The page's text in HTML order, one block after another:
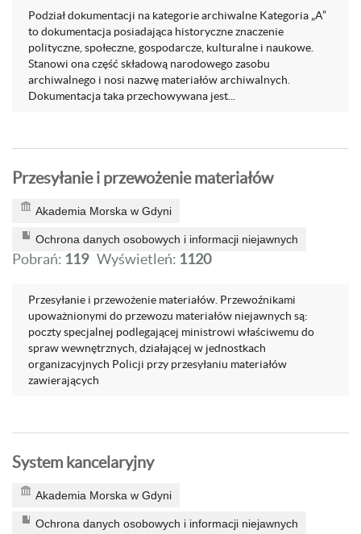
Podział dokumentacji na kategorie archiwalne Kategoria „A”
to dokumentacja posiadająca historyczne znaczenie
polityczne, społeczne, gospodarcze, kulturalne i naukowe.
Stanowi ona część składową narodowego zasobu
archiwalnego i nosi nazwę materiałów archiwalnych.
Dokumentacja taka przechowywana jest...
Przesyłanie i przewożenie materiałów
Akademia Morska w Gdyni
Ochrona danych osobowych i informacji niejawnych
Pobrań: 119 Wyświetleń: 1120
Przesyłanie i przewożenie materiałów. Przewoźnikami
upoważnionymi do przewozu materiałów niejawnych są:
poczty specjalnej podlegającej ministrowi właściwemu do
spraw wewnętrznych, działającej w jednostkach
organizacyjnych Policji przy przesyłaniu materiałów
zawierających
System kancelaryjny
Akademia Morska w Gdyni
Ochrona danych osobowych i informacji niejawnych